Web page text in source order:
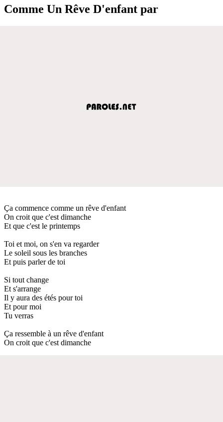
Comme Un Rêve D'enfant par
Ça commence comme un rêve d'enfant
On croit que c'est dimanche
Et que c'est le printemps
Toi et moi, on s'en va regarder
Le soleil sous les branches
Et puis parler de toi
Si tout change
Et s'arrange
Il y aura des étés pour toi
Et pour moi
Tu verras
Ça ressemble à un rêve d'enfant
On croit que c'est dimanche